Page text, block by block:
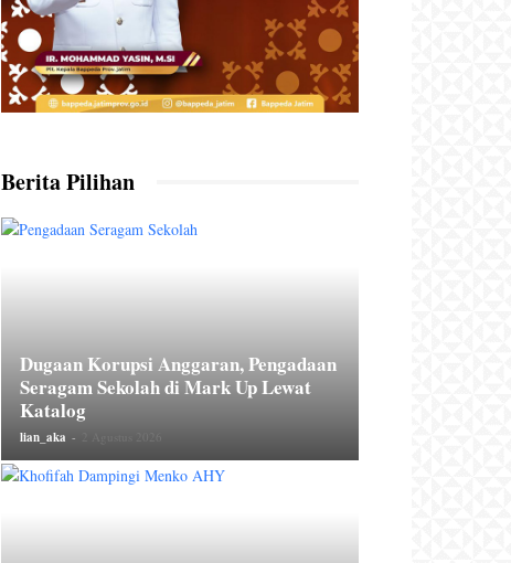
Berita Pilihan
Dugaan Korupsi Anggaran, Pengadaan
Seragam Sekolah di Mark Up Lewat
Katalog
lian_aka -